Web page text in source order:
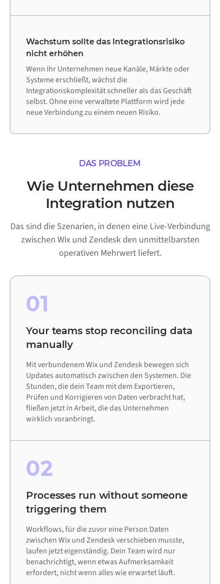
Wachstum sollte das Integrationsrisiko
nicht erhöhen
Wenn Ihr Unternehmen neue Kanäle, Märkte oder
Systeme erschließt, wächst die
Integrationskomplexität schneller als das Geschäft
selbst. Ohne eine verwaltete Plattform wird jede
neue Verbindung zu einem neuen Risiko.
DAS PROBLEM
Wie Unternehmen diese
Integration nutzen
Das sind die Szenarien, in denen eine Live-Verbindung
zwischen Wix und Zendesk den unmittelbarsten
operativen Mehrwert liefert.
01
Your teams stop reconciling data
manually
Mit verbundenem Wix und Zendesk bewegen sich
Updates automatisch zwischen den Systemen. Die
Stunden, die dein Team mit dem Exportieren,
Prüfen und Korrigieren von Daten verbracht hat,
fließen jetzt in Arbeit, die das Unternehmen
wirklich voranbringt.
02
Processes run without someone
triggering them
Workflows, für die zuvor eine Person Daten
zwischen Wix und Zendesk verschieben musste,
laufen jetzt eigenständig. Dein Team wird nur
benachrichtigt, wenn etwas Aufmerksamkeit
erfordert, nicht wenn alles wie erwartet läuft.